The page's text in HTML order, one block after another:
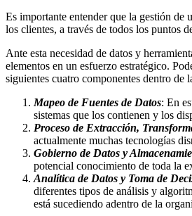
Es importante entender que la gestión de
los clientes, a través de todos los puntos
Ante esta necesidad de datos y
elementos en un esfuerzo estratégico.
siguientes cuatro componentes dentro de
Mapeo de Fuentes de Datos: En
sistemas que los contienen y los
Proceso de Extracción,
actualmente muchas tecnologías
Gobierno de Datos y
potencial conocimiento de toda la
Analítica de Datos y Toma de
diferentes tipos de análisis y
está sucediendo adentro de la